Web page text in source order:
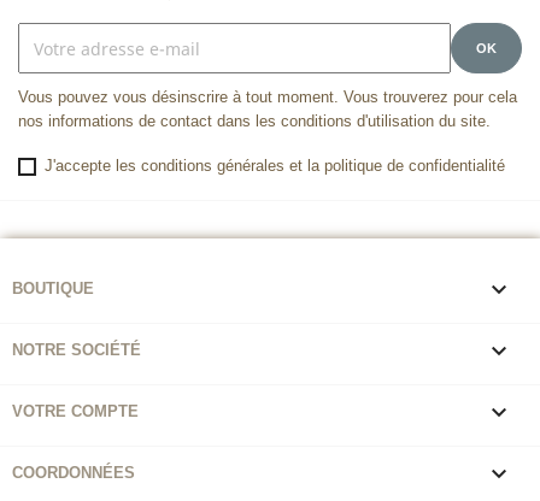
Vous pouvez vous désinscrire à tout moment. Vous trouverez pour cela
nos informations de contact dans les conditions d'utilisation du site.
J'accepte les conditions générales et la politique de confidentialité
BOUTIQUE 
NOTRE SOCIÉTÉ 
VOTRE COMPTE 
COORDONNÉES 